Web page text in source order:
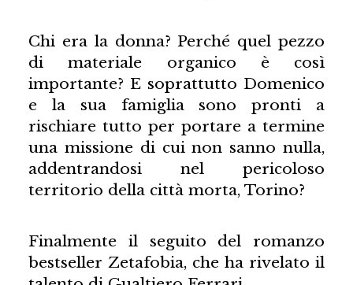
Chi era la donna? Perché quel pezzo
di materiale organico è così
importante? E soprattutto Domenico
e la sua famiglia sono pronti a
rischiare tutto per portare a termine
una missione di cui non sanno nulla,
addentrandosi nel pericoloso
territorio della città morta, Torino?
Finalmente il seguito del romanzo
bestseller Zetafobia, che ha rivelato il